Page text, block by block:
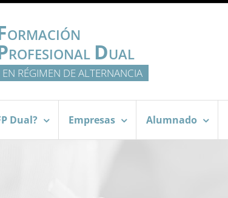
ORMACIÓN
ROFESIONAL DUAL
EN RÉGIMEN DE ALTERNANCIA
Dual? Empresas Alumnado